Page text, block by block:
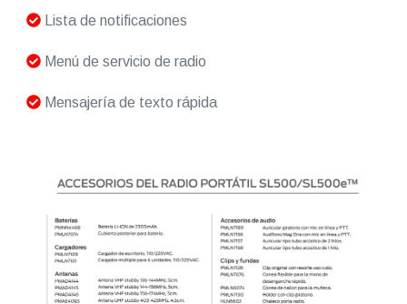
Lista de notificaciones
Menú de servicio de radio
Mensajería de texto rápida